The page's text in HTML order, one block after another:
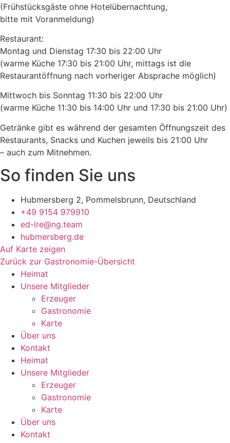
(Frühstücksgäste ohne Hotelübernachtung,
bitte mit Voranmeldung)
Restaurant:
Montag und Dienstag 17:30 bis 22:00 Uhr
(warme Küche 17:30 bis 21:00 Uhr, mittags ist die
Restaurantöffnung nach vorheriger Absprache möglich)
Mittwoch bis Sonntag 11:30 bis 22:00 Uhr
(warme Küche 11:30 bis 14:00 Uhr und 17:30 bis 21:00 Uhr)
Getränke gibt es während der gesamten Öffnungszeit des
Restaurants, Snacks und Kuchen jeweils bis 21:00 Uhr
– auch zum Mitnehmen.
So finden Sie uns
Hubmersberg 2, Pommelsbrunn, Deutschland
+49 9154 979910
ed-lre@ng.team
hubmersberg.de
Auf Karte zeigen
Zurück zur Gastronomie-Übersicht
Heimat
Unsere Mitglieder
Erzeuger
Gastronomie
Karte
Über uns
Kontakt
Heimat
Unsere Mitglieder
Erzeuger
Gastronomie
Karte
Über uns
Kontakt